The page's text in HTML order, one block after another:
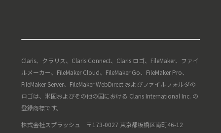
Claris、クラリス、Claris Connect、Claris ロゴ、FileMaker、ファイ
ルメーカー、FileMaker Cloud、FileMaker Go、FileMaker Pro、
FileMaker Server、FileMaker WebDirect およびファイルフォルダの
ロゴは、米国およびその他の国における Claris International Inc. の
登録商標です。
株式会社スプラッシュ 〒173-0027 東京都板橋区南町46-12